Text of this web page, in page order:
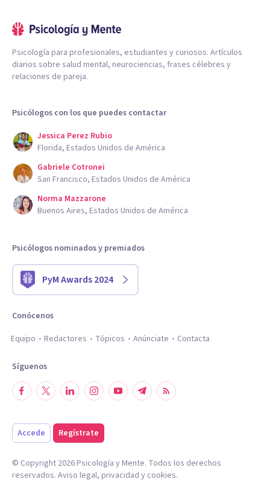
Psicología para profesionales, estudiantes y curiosos. Artículos
diarios sobre salud mental, neurociencias, frases célebres y
relaciones de pareja.
Psicólogos con los que puedes contactar
Jessica Perez Rubio
Florida, Estados Unidos de América
Gabriele Cotronei
San Francisco, Estados Unidos de América
Norma Mazzarone
Buenos Aires, Estados Unidos de América
Psicólogos nominados y premiados
PyM Awards 2024
Conócenos
Equipo
Redactores Tópicos Anúnciate Contacta
Síguenos
Accede Regístrate
© Copyright 2026Psicología y Mente. Todos los derechos
reservados. Aviso legal, privacidad y cookies.